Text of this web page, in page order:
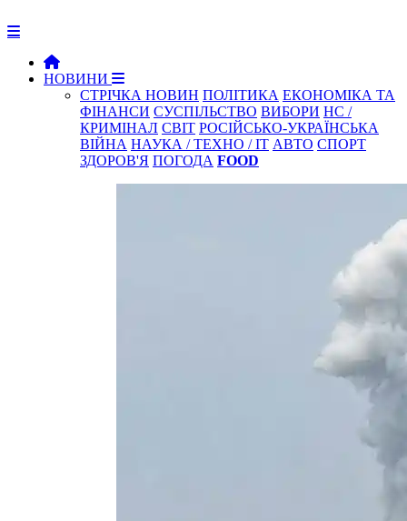
НОВИНИ
СТРІЧКА НОВИН ПОЛІТИКА ЕКОНОМІКА ТА
ФІНАНСИ СУСПІЛЬСТВО ВИБОРИ НС /
КРИМІНАЛ СВІТ РОСІЙСЬКО-УКРАЇНСЬКА
ВІЙНА НАУКА / ТЕХНО / IT АВТО СПОРТ
ЗДОРОВ'Я ПОГОДА FOOD